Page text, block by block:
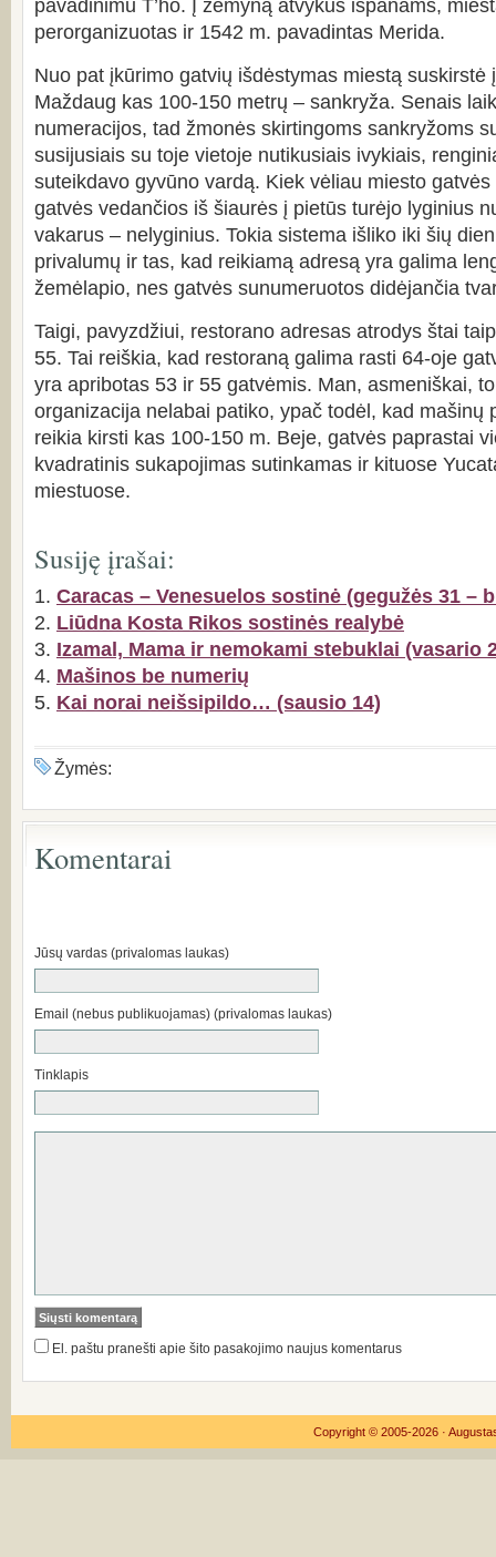
pavadinimu T’ho. Į žemyną atvykus ispanams,
perorganizuotas ir 1542 m. pavadintas Merida.
Nuo pat įkūrimo gatvių išdėstymas miestą suskirstė
Maždaug kas 100-150 metrų – sankryža. Senais
numeracijos, tad žmonės skirtingoms sankryžoms
susijusiais su toje vietoje nutikusiais ivykiais,
suteikdavo gyvūno vardą. Kiek vėliau miesto
gatvės vedančios iš šiaurės į pietūs turėjo lyginius
vakarus – nelyginius. Tokia sistema išliko iki šių
privalumų ir tas, kad reikiamą adresą yra galima
žemėlapio, nes gatvės sunumeruotos didėjančia
Taigi, pavyzdžiui, restorano adresas atrodys štai
55. Tai reiškia, kad restoraną galima rasti 64-oje
yra apribotas 53 ir 55 gatvėmis. Man, asmeniškai,
organizacija nelabai patiko, ypač todėl, kad mašinų
reikia kirsti kas 100-150 m. Beje, gatvės paprastai
kvadratinis sukapojimas sutinkamas ir kituose
miestuose.
Susiję įrašai:
Caracas – Venesuelos sostinė (gegužės 31 –
Liūdna Kosta Rikos sostinės realybė
Izamal, Mama ir nemokami stebuklai (vasario
Mašinos be numerių
Kai norai neišsipildo… (sausio 14)
Žymės:
Komentarai
Jūsų vardas (privalomas laukas)
Email (nebus publikuojamas) (privalomas laukas)
Tinklapis
El. paštu pranešti apie šito pasakojimo naujus komentarus
Copyright © 2005-2026 ·